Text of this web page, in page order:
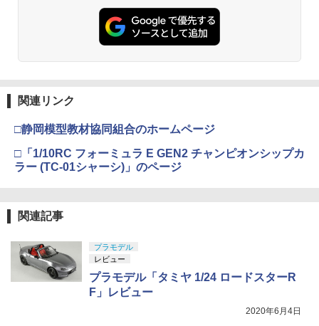
タミヤ クラフトツールシリーズ No.123
先細薄刃ニッパー (ゲートカット用) プラ
モデル用工具 74123
型用接着剤 87003
￥184
5
￥710
関連リンク
□静岡模型教材協同組合のホームページ
□「1/10RC フォーミュラ E GEN2 チャンピオンシップカ
ラー (TC-01シャーシ)」のページ
関連記事
プラモデル
レビュー
プラモデル「タミヤ 1/24 ロードスターR
F」レビュー
2020年6月4日